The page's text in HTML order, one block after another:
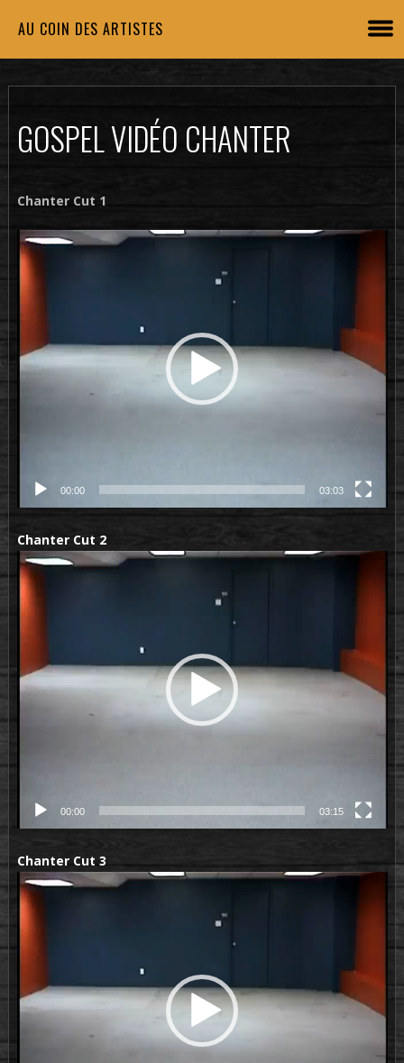
AU COIN DES ARTISTES
GOSPEL VIDÉO CHANTER
Chanter Cut 1
Lecteur
vidéo
00:00 03:03
Chanter Cut 2
Lecteur
vidéo
00:00 03:15
Chanter Cut 3
Lecteur
vidéo